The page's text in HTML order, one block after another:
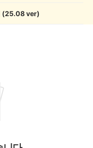
(25.08 ver)